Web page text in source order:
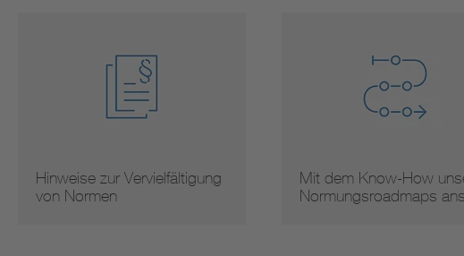
Hinweise zur Vervielfältigung
von Normen
Mit dem Know-How
Normungsroadmaps